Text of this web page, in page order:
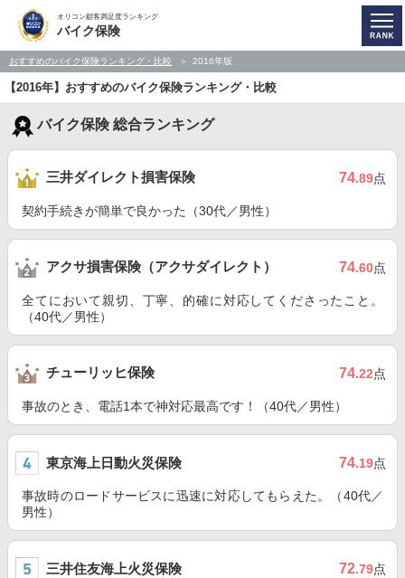
オリコン顧客満足度ランキング
バイク保険
おすすめのバイク保険ランキング・比較 2016年版
【2016年】おすすめのバイク保険ランキング・比較
バイク保険 総合ランキング
三井ダイレクト損害保険 74.89点
契約手続きが簡単で良かった（30代／男性）
アクサ損害保険（アクサダイレクト） 74.60点
全てにおいて親切、丁寧、的確に対応してくださったこと。
（40代／男性）
チューリッヒ保険 74.22点
事故のとき、電話1本で神対応最高です！（40代／男性）
東京海上日動火災保険 74.19点
事故時のロードサービスに迅速に対応してもらえた。（40代／
男性）
三井住友海上火災保険 72.79点